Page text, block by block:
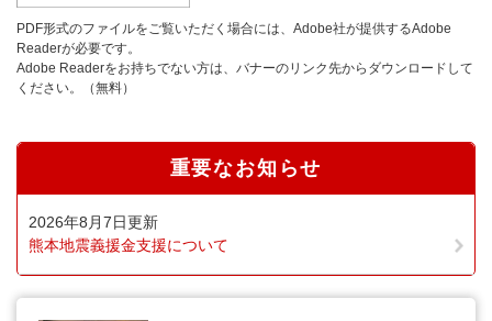
PDF形式のファイルをご覧いただく場合には、Adobe社が提供するAdobe
Readerが必要です。
Adobe Readerをお持ちでない方は、バナーのリンク先からダウンロードして
ください。（無料）
重要なお知らせ
2026年8月7日更新
熊本地震義援金支援について